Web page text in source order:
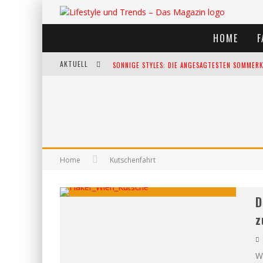
HOME
AKTUELL SONNIGE STYLES: DIE ANGESAGTESTEN
Home Kutschenfahrt